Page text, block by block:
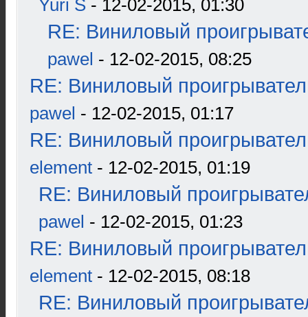
Yuri S - 12-02-2015, 01:30
RE: Виниловый
pawel - 12-02-2015, 08:25
RE: Виниловый
pawel - 12-02-2015, 01:17
RE: Виниловый
element - 12-02-2015, 01:19
RE: Виниловый
pawel - 12-02-2015, 01:23
RE: Виниловый
element - 12-02-2015, 08:18
RE: Виниловый